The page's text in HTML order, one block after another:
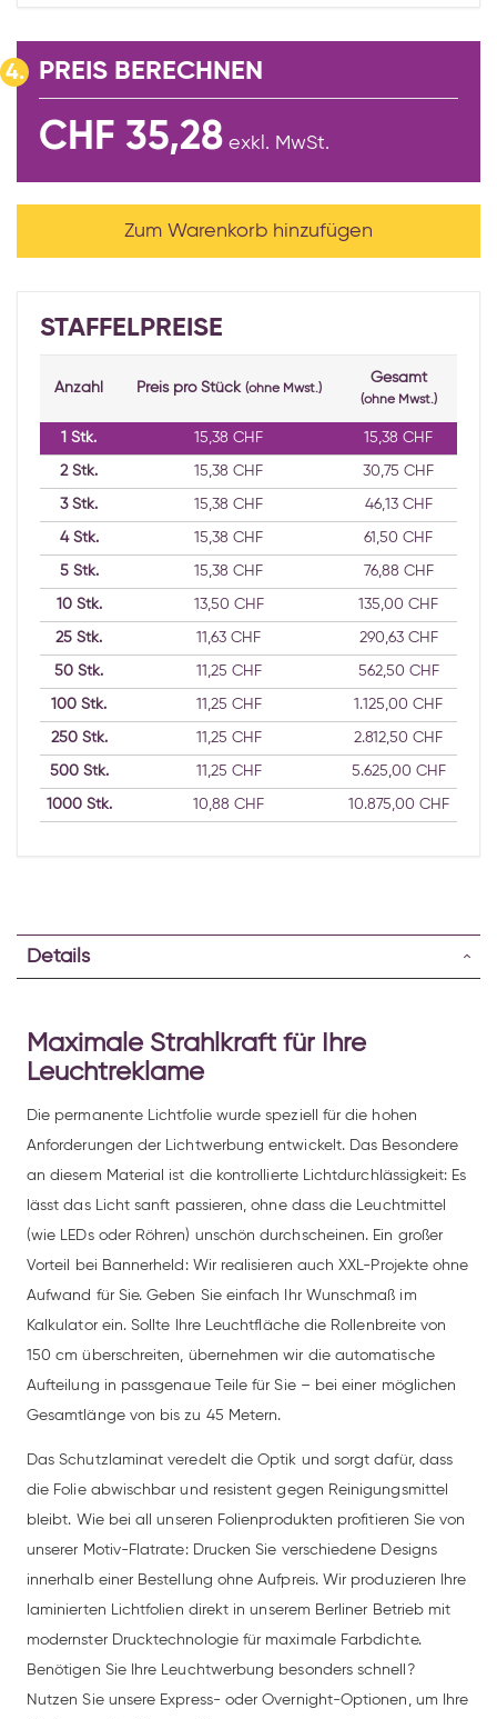
4. PREIS BERECHNEN
CHF 35,28 exkl. MwSt.
Zum Warenkorb hinzufügen
STAFFELPREISE
Anzahl Preis pro Stück (ohne Mwst.)
Gesamt
(ohne Mwst.)
1 Stk. 15,38 CHF 15,38 CHF
2Stk. 15,38 CHF 30,75 CHF
3Stk. 15,38 CHF 46,13 CHF
4Stk. 15,38 CHF 61,50 CHF
5Stk. 15,38 CHF 76,88 CHF
10Stk. 13,50 CHF 135,00 CHF
25 Stk. 11,63 CHF 290,63 CHF
50 Stk. 11,25 CHF 562,50 CHF
100 Stk. 11,25 CHF 1.125,00 CHF
250Stk. 11,25 CHF 2.812,50 CHF
500Stk. 11,25 CHF 5.625,00 CHF
1000Stk. 10,88 CHF 10.875,00 CHF
Details
Maximale Strahlkraft für Ihre
Leuchtreklame
Die permanente Lichtfolie wurde speziell für die hohen
Anforderungen der Lichtwerbung entwickelt. Das Besondere
an diesem Material ist die kontrollierte Lichtdurchlässigkeit: Es
lässt das Licht sanft passieren, ohne dass die Leuchtmittel
(wie LEDs oder Röhren) unschön durchscheinen. Ein großer
Vorteil bei Bannerheld: Wir realisieren auch XXL-Projekte ohne
Aufwand für Sie. Geben Sie einfach Ihr Wunschmaß im
Kalkulator ein. Sollte Ihre Leuchtfläche die Rollenbreite von
150 cm überschreiten, übernehmen wir die automatische
Aufteilung in passgenaue Teile für Sie – bei einer möglichen
Gesamtlänge von bis zu 45 Metern.
Das Schutzlaminat veredelt die Optik und sorgt dafür, dass
die Folie abwischbar und resistent gegen Reinigungsmittel
bleibt. Wie bei all unseren Folienprodukten profitieren Sie von
unserer Motiv-Flatrate: Drucken Sie verschiedene Designs
innerhalb einer Bestellung ohne Aufpreis. Wir produzieren Ihre
laminierten Lichtfolien direkt in unserem Berliner Betrieb mit
modernster Drucktechnologie für maximale Farbdichte.
Benötigen Sie Ihre Leuchtwerbung besonders schnell?
Nutzen Sie unsere Express- oder Overnight-Optionen, um Ihre